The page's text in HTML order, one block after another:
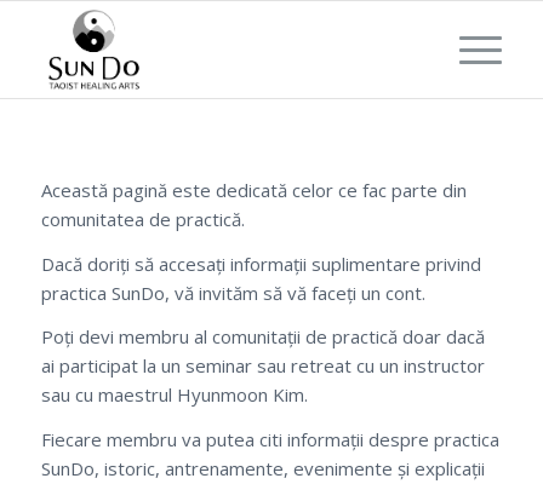
Această pagină este dedicată celor ce fac parte din
comunitatea de practică.
Dacă doriți să accesați informații suplimentare privind
practica SunDo, vă invităm să vă faceți un cont.
Poți devi membru al comunitații de practică doar dacă
ai participat la un seminar sau retreat cu un instructor
sau cu maestrul Hyunmoon Kim.
Fiecare membru va putea citi informații despre practica
SunDo, istoric, antrenamente, evenimente și explicații